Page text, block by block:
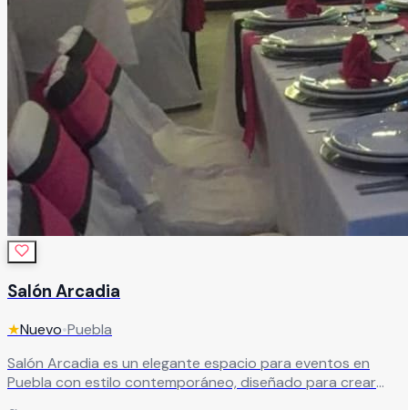
Salón Arcadia
★Nuevo•Puebla
Salón Arcadia es un elegante espacio para eventos en
Puebla con estilo contemporáneo, diseñado para crear